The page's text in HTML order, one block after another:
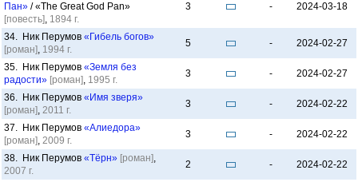
Пан» / «The Great God Pan»
[повесть], 1894 г.
3 - 2024-03-18
34. Ник Перумов «Гибель богов»
[роман], 1994 г.
5 - 2024-02-27
35. Ник Перумов «Земля без
радости» [роман], 1995 г.
3 - 2024-02-27
36. Ник Перумов «Имя зверя»
[роман], 2011 г.
3 - 2024-02-22
37. Ник Перумов «Алиедора»
[роман], 2009 г.
3 - 2024-02-22
38. Ник Перумов «Тёрн» [роман],
2007 г.
2 - 2024-02-22